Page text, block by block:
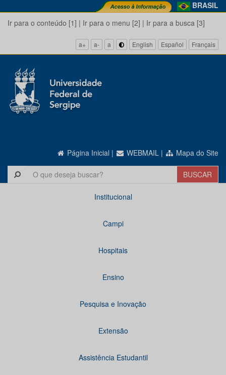
BRASIL
Ir para o conteúdo [1] | Ir para o menu [2] | Ir para a busca [3]
a+ a- a English Español Français
Página Inicial | WEBMAIL | Mapa do Site
Institucional
Campi
Hospitais
Ensino
Pesquisa e Inovação
Extensão
Assistência Estudantil